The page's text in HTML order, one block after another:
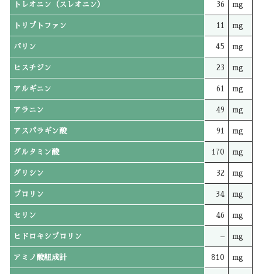
トレオニン（スレオニン） 36 mg
トリプトファン 11 mg
バリン 45 mg
ヒスチジン 23 mg
アルギニン 61 mg
アラニン 49 mg
アスパラギン酸 91 mg
グルタミン酸 170 mg
グリシン 32 mg
プロリン 34 mg
セリン 46 mg
ヒドロキシプロリン – mg
アミノ酸組成計 810 mg